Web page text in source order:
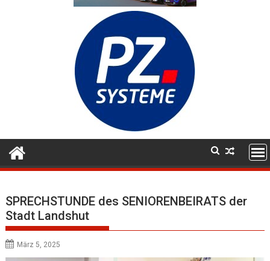
SPRECHSTUNDE des SENIORENBEIRATS der
Stadt Landshut
März 5, 2025